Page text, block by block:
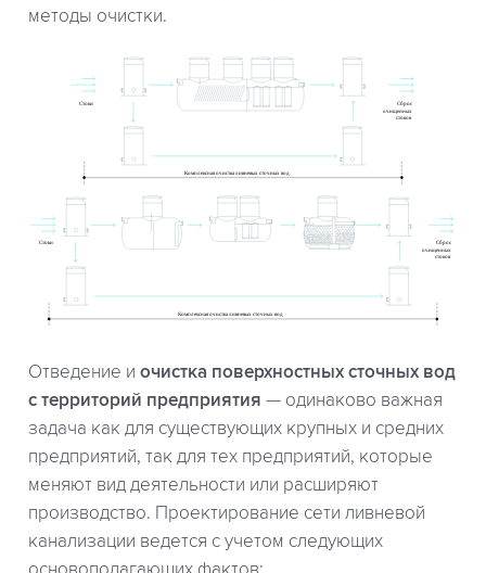
методы очистки.
Отведение и очистка поверхностных сточных вод
с территорий предприятия — одинаково важная
задача как для существующих крупных и средних
предприятий, так для тех предприятий, которые
меняют вид деятельности или расширяют
производство. Проектирование сети ливневой
канализации ведется с учетом следующих